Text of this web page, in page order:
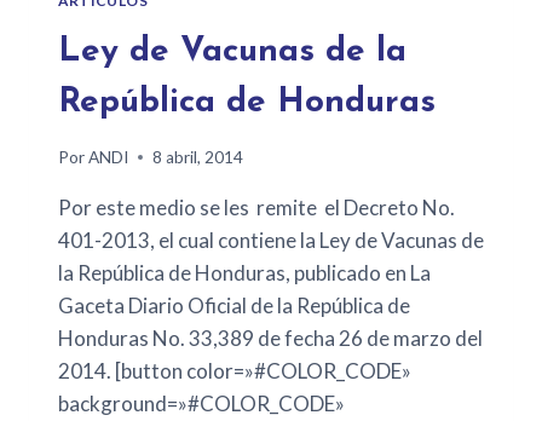
Ley de Vacunas de la
República de Honduras
PorANDI 8 abril, 2014
Por este medio se les remite el Decreto No.
401-2013, el cual contiene la Ley de Vacunas de
la República de Honduras, publicado en La
Gaceta Diario Oficial de la República de
Honduras No. 33,389 de fecha 26 de marzo del
2014. [button color=»#COLOR_CODE»
background=»#COLOR_CODE»